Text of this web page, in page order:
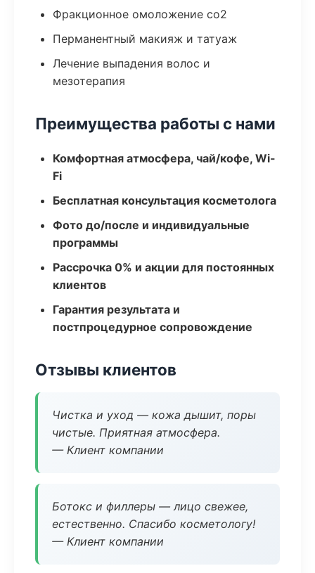
Фракционное омоложение co2
Перманентный макияж и татуаж
Лечение выпадения волос и
мезотерапия
Преимущества работы с нами
Комфортная атмосфера, чай/кофе, Wi-
Fi
Бесплатная консультация косметолога
Фото до/после и индивидуальные
программы
Рассрочка 0% и акции для постоянных
клиентов
Гарантия результата и
постпроцедурное сопровождение
Отзывы клиентов
Чистка и уход — кожа дышит, поры
чистые. Приятная атмосфера.
— Клиент компании
Ботокс и филлеры — лицо свежее,
естественно. Спасибо косметологу!
— Клиент компании